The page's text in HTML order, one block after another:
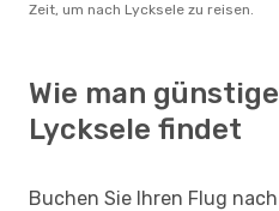
Zeit, um nach Lycksele zu reisen.
Wie man
Lycksele findet
Buchen Sie Ihren Flug